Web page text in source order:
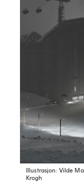
Illustrasjon: Vilde
Krogh